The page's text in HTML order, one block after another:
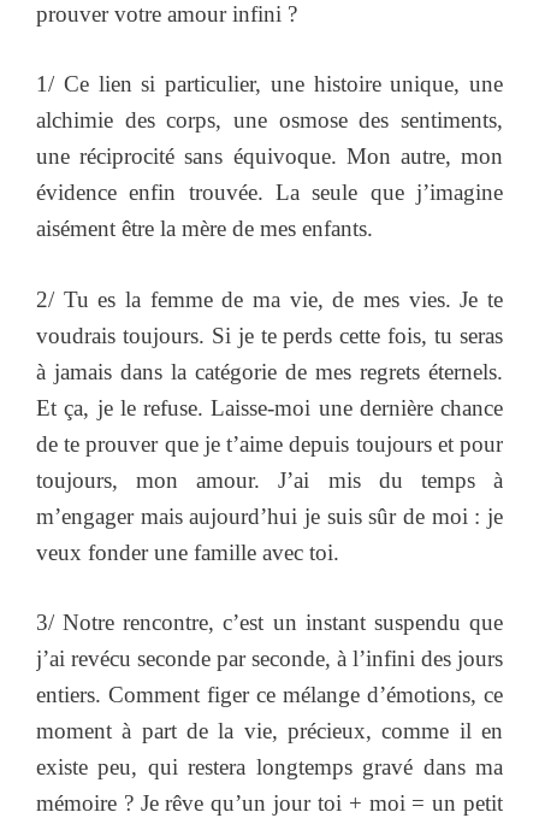
prouver votre amour infini ?
1/ Ce lien si particulier, une histoire unique, une
alchimie des corps, une osmose des sentiments,
une réciprocité sans équivoque. Mon autre, mon
évidence enfin trouvée. La seule que j’imagine
aisément être la mère de mes enfants.
2/ Tu es la femme de ma vie, de mes vies. Je te
voudrais toujours. Si je te perds cette fois, tu seras
à jamais dans la catégorie de mes regrets éternels.
Et ça, je le refuse. Laisse-moi une dernière chance
de te prouver que je t’aime depuis toujours et pour
toujours, mon amour. J’ai mis du temps à
m’engager mais aujourd’hui je suis sûr de moi : je
veux fonder une famille avec toi.
3/ Notre rencontre, c’est un instant suspendu que
j’ai revécu seconde par seconde, à l’infini des jours
entiers. Comment figer ce mélange d’émotions, ce
moment à part de la vie, précieux, comme il en
existe peu, qui restera longtemps gravé dans ma
mémoire ? Je rêve qu’un jour toi + moi = un petit